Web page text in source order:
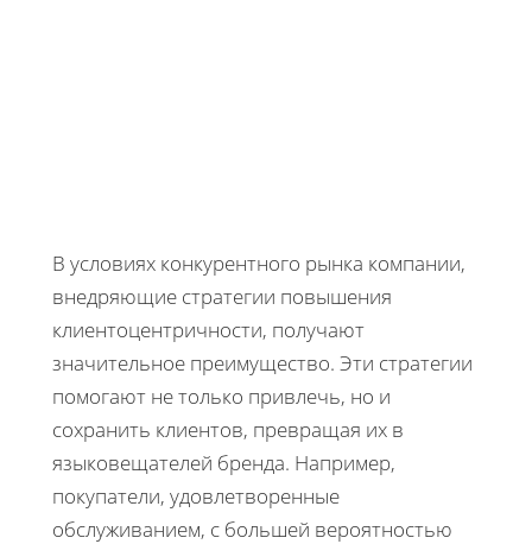
В условиях конкурентного рынка компании,
внедряющие стратегии повышения
клиентоцентричности, получают
значительное преимущество. Эти стратегии
помогают не только привлечь, но и
сохранить клиентов, превращая их в
языковещателей бренда. Например,
покупатели, удовлетворенные
обслуживанием, с большей вероятностью